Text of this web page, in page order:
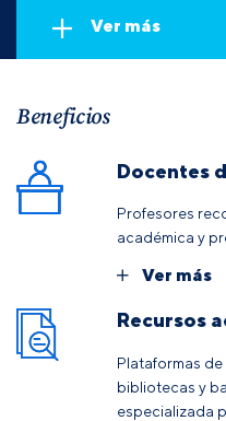
Ver más
Beneficios
Docentes
Profesores
académica y
Ver más
Recursos
Plataformas
bibliotecas y
especializada